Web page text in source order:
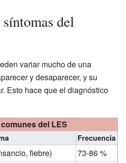
del
variar mucho de una
y desaparecer, y su
Esto hace que el diagnóstico
del LES
Frecuencia
fiebre)
73-86 %